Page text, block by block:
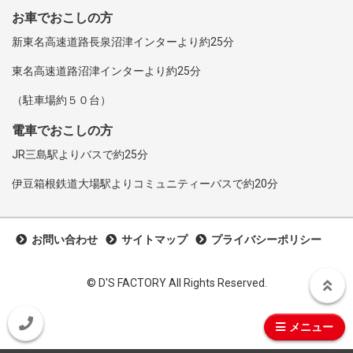
メニュー
お車でおこしの方
新東名高速道路長泉沼津インターより約25分
東名高速道路沼津インターより約25分
（駐車場約５０台）
電車でおこしの方
JR三島駅よりバスで約25分
伊豆箱根鉄道大場駅よりコミュニティーバスで約20分
お問い合わせ サイトマップ プライバシーポリシー
©︎ D'S FACTORY All Rights Reserved.